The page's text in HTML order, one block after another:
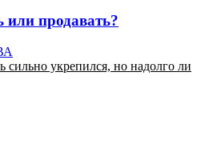
продавать?
сильно укрепился, но надолго ли